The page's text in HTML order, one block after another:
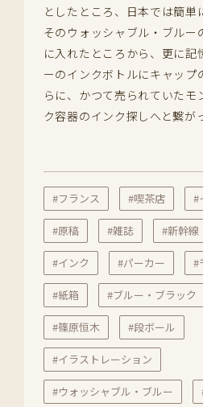
としたところ、日本では簡単
そのウォッシャブル・ブルー
に入れたところから、更に記
ーのインクボトルにキャップ
らに、かつて売られていたモ
ク容器のインク探しへと繋が
#フランス #喫茶店 #
#原稿 #雑誌 #新幹線
#インク #パーカー #
#紙箱 #ブルー・ブラック
#篠原恒木 #段ボール
#イラストレーション
#ウォッシャブル・ブルー